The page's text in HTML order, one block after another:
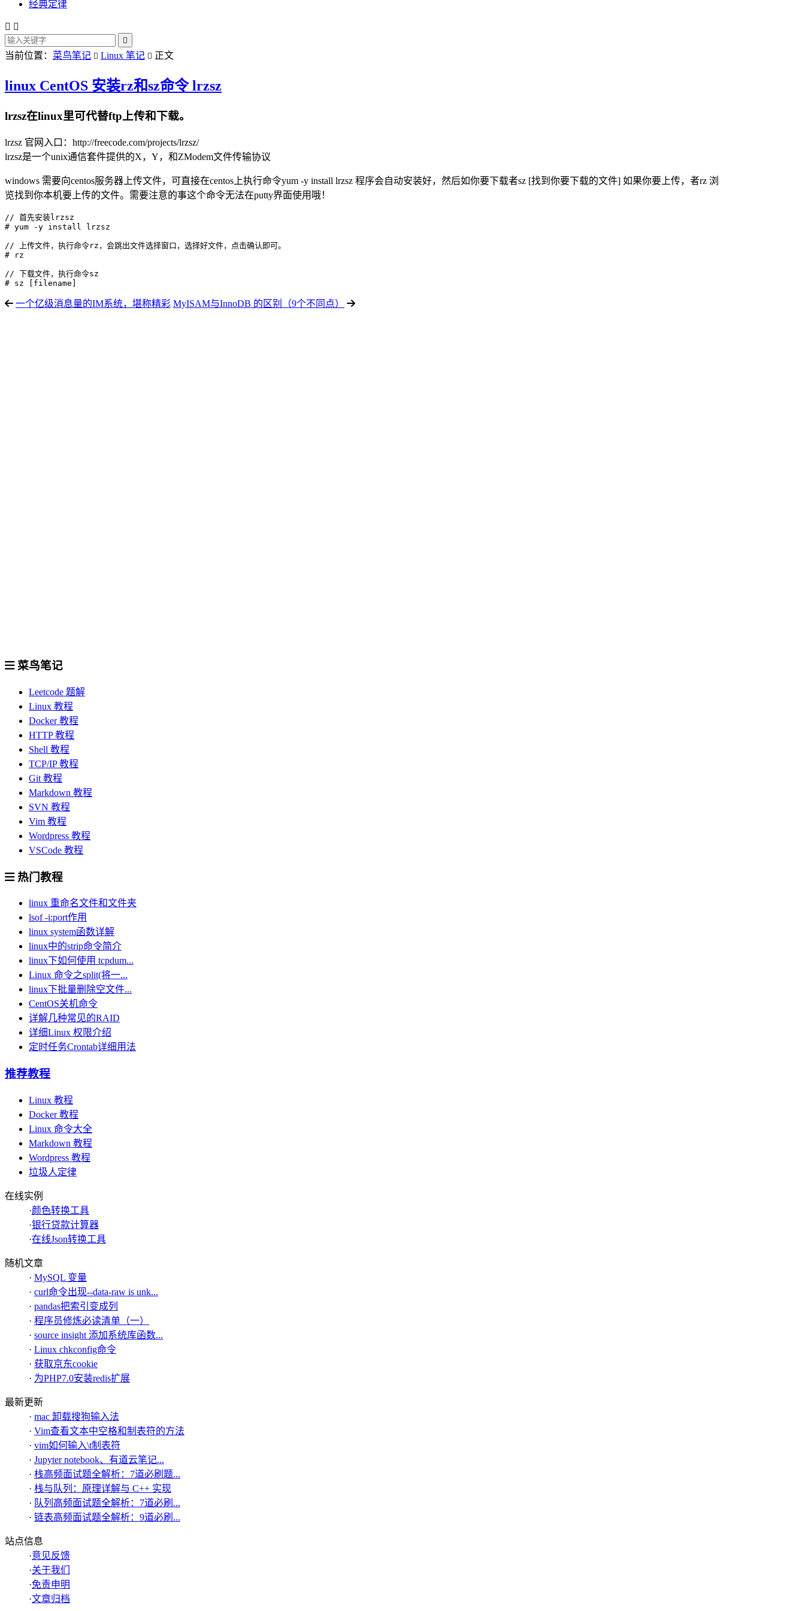
经典定律
 

当前位置： 菜鸟笔记  Linux 笔记  正文
linux CentOS 安装rz和sz命令 lrzsz
lrzsz在linux里可代替ftp上传和下载。
lrzsz 官网入口：http://freecode.com/projects/lrzsz/
lrzsz是一个unix通信套件提供的X，Y，和ZModem文件传输协议
windows 需要向centos服务器上传文件，可直接在centos上执行命令yum -y install lrzsz 程序会自动安装好，然后如你要下载者sz [找到你要下载的文件] 如果你要上传，者rz 浏
览找到你本机要上传的文件。需要注意的事这个命令无法在putty界面使用哦！
// 首先安装lrzsz
// 上传文件，执行命令rz，会跳出文件选择窗口，选择好文件，点击确认即可。
// 下载文件，执行命令sz
一个亿级消息量的IM系统，堪称精彩 MyISAM与InnoDB 的区别（9个不同点）
菜鸟笔记
Leetcode 题解
Linux 教程
Docker 教程
HTTP 教程
Shell 教程
TCP/IP 教程
Git 教程
Markdown 教程
SVN 教程
Vim 教程
Wordpress 教程
VSCode 教程
热门教程
linux 重命名文件和文件夹
lsof -i:port作用
linux system函数详解
linux中的strip命令简介
linux下如何使用 tcpdum...
Linux 命令之split(将一...
linux下批量删除空文件...
CentOS关机命令
详解几种常见的RAID
详细Linux 权限介绍
定时任务Crontab详细用法
推荐教程
Linux 教程
Docker 教程
Linux 命令大全
Markdown 教程
Wordpress 教程
垃圾人定律
在线实例
·颜色转换工具
·银行贷款计算器
·在线Json转换工具
随机文章
· MySQL 变量
· curl命令出现--data-raw is unk...
· pandas把索引变成列
· 程序员修炼必读清单（一）
· source insight 添加系统库函数...
· Linux chkconfig命令
· 获取京东cookie
· 为PHP7.0安装redis扩展
最新更新
· mac 卸载搜狗输入法
· Vim查看文本中空格和制表符的方法
· vim如何输入\t制表符
· Jupyter notebook、有道云笔记...
· 栈高频面试题全解析：7道必刷题...
· 栈与队列：原理详解与 C++ 实现
· 队列高频面试题全解析：7道必刷...
· 链表高频面试题全解析：9道必刷...
站点信息
·意见反馈
·关于我们
·免责申明
·文章归档